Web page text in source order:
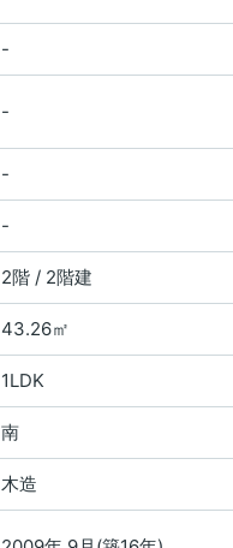
2階 / 2階建
43.26㎡
1LDK
南
木造